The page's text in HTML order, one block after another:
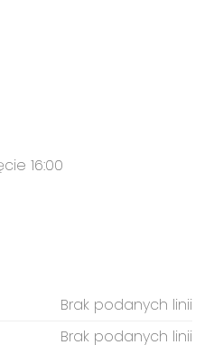
16:00
Brak podanych linii
Brak podanych linii